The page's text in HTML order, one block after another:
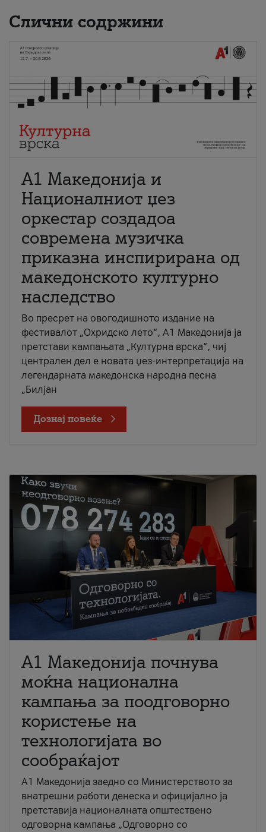
Слични содржини
А1 Македонија и
Националниот џез
оркестар создадоа
современа музичка
приказна инспирирана од
македонското културно
наследство
Во пресрет на овогодишното издание на
фестивалот „Охридско лето“, А1 Македонија ја
претстави кампањата „Културна врска“, чиј
централен дел е новата џез-интерпретација на
легендарната македонска народна песна
„Билјан
Дознај повеќе
A1 Македонија почнува
моќна национална
кампања за поодговорно
користење на
технологијата во
сообраќајот
A1 Македонија заедно со Министерството за
внатрешни работи денеска и официјално ја
претставија националната општествено
одговорна кампања „Одговорно со